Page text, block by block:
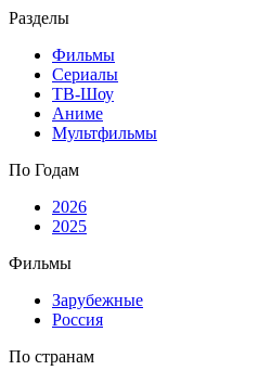
Разделы
Фильмы
Сериалы
ТВ-Шоу
Аниме
Мультфильмы
По Годам
2026
2025
Фильмы
Зарубежные
Россия
По странам